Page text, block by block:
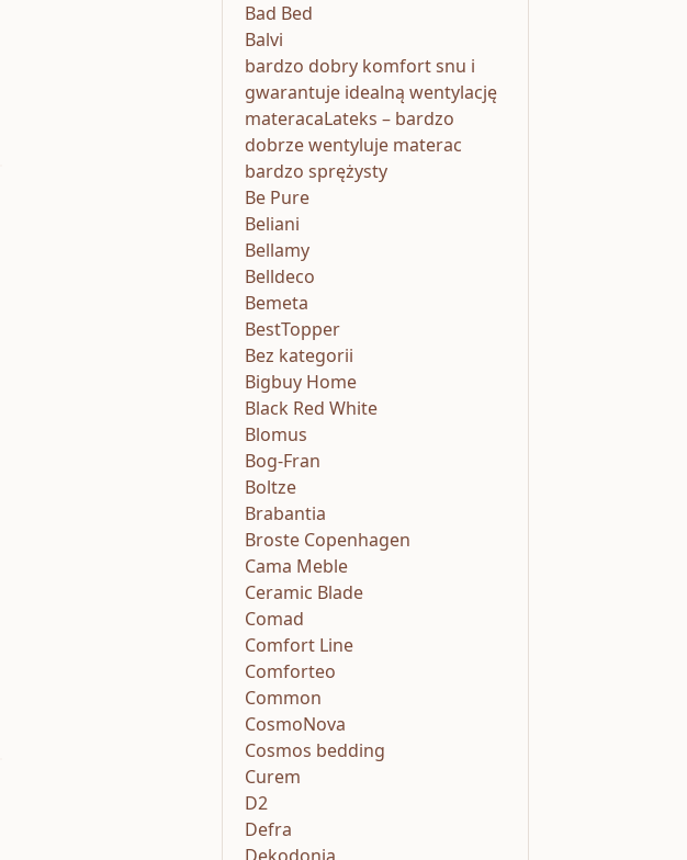
Bad Bed
Balvi
bardzo dobry komfort snu i
gwarantuje idealną wentylację
materacaLateks – bardzo
dobrze wentyluje materac
bardzo sprężysty
Be Pure
Beliani
Bellamy
Belldeco
Bemeta
BestTopper
Bez kategorii
Bigbuy Home
Black Red White
Blomus
Bog-Fran
Boltze
Brabantia
Broste Copenhagen
Cama Meble
Ceramic Blade
Comad
Comfort Line
Comforteo
Common
CosmoNova
Cosmos bedding
Curem
D2
Defra